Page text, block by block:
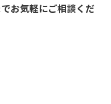
お気軽にご相談くだ